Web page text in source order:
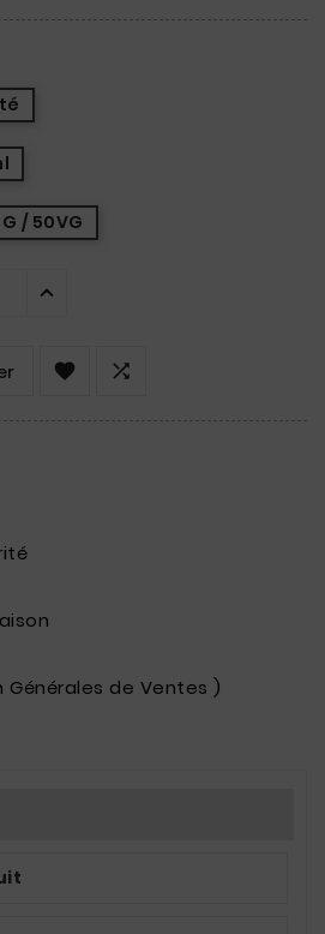
/ 50VG
 
Générales de Ventes )